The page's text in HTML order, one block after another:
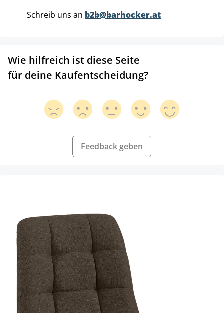
Schreib uns an b2b@barhocker.at
Wie hilfreich ist diese Seite
für deine Kaufentscheidung?
Feedback geben